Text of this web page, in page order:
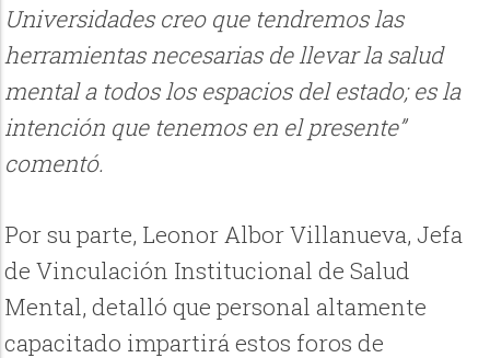
Universidades creo que tendremos las
herramientas necesarias de llevar la salud
mental a todos los espacios del estado; es la
intención que tenemos en el presente”
comentó.
Por su parte, Leonor Albor Villanueva, Jefa
de Vinculación Institucional de Salud
Mental, detalló que personal altamente
capacitado impartirá estos foros de